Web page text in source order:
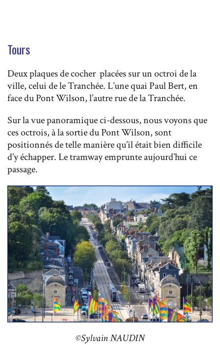
Tours
Deux plaques de cocher placées sur un octroi de la
ville, celui de le Tranchée. L’une quai Paul Bert, en
face du Pont Wilson, l’autre rue de la Tranchée.
Sur la vue panoramique ci-dessous, nous voyons que
ces octrois, à la sortie du Pont Wilson, sont
positionnés de telle manière qu’il était bien difficile
d’y échapper. Le tramway emprunte aujourd’hui ce
passage.
©Sylvain NAUDIN